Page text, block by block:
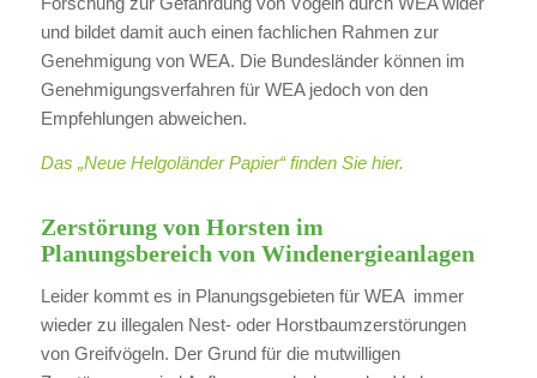
und bildet damit auch einen fachlichen Rahmen zur
Genehmigung von WEA. Die Bundesländer können im
Genehmigungsverfahren für WEA jedoch von den
Empfehlungen abweichen.
Das „Neue Helgoländer Papier“ finden Sie hier.
Zerstörung von Horsten im
Planungsbereich von Windenergieanlagen
Leider kommt es in Planungsgebieten für WEA immer
wieder zu illegalen Nest- oder Horstbaumzerstörungen
von Greifvögeln. Der Grund für die mutwilligen